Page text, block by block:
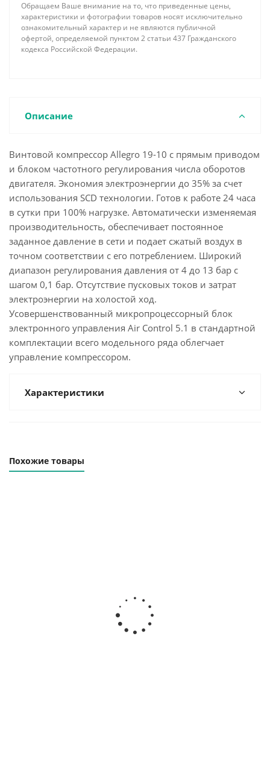
Обращаем Ваше внимание на то, что приведенные цены,
характеристики и фотографии товаров носят исключительно
ознакомительный характер и не являются публичной
офертой, определяемой пунктом 2 статьи 437 Гражданского
кодекса Российской Федерации.
Описание
Винтовой компрессор Allegro 19-10 с прямым приводом
и блоком частотного регулирования числа оборотов
двигателя. Экономия электроэнергии до 35% за счет
использования SCD технологии. Готов к работе 24 часа
в сутки при 100% нагрузке. Автоматически изменяемая
производительность, обеспечивает постоянное
заданное давление в сети и подает сжатый воздух в
точном соответствии с его потреблением. Широкий
диапазон регулирования давления от 4 до 13 бар с
шагом 0,1 бар. Отсутствие пусковых токов и затрат
электроэнергии на холостой ход.
Усовершенствованный микропроцессорный блок
электронного управления Air Control 5.1 в стандартной
комплектации всего модельного ряда облегчает
управление компрессором.
Характеристики
Похожие товары
Винтовой
компрессор
PLUS 22-10